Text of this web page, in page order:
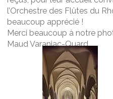
l’Orchestre des Flûtes du
beaucoup apprécié !
Merci beaucoup à notre
Maud Varaniac-Quard.